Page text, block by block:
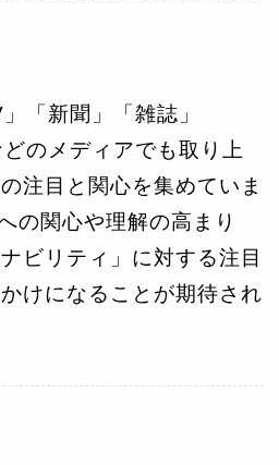
「新聞」「雑誌」
どのメディアでも取り上
注目と関心を集めていま
の関心や理解の高まり
ビリティ」に対する注目
けになることが期待され